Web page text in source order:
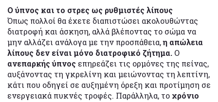
Ο ύπνος και το στρες ως ρυθμιστές λίπους
Όπως πολλοί θα έχετε διαπιστώσει ακολουθώντας
διατροφή και άσκηση, αλλά βλέποντας το σώμα να
μην αλλάζει ανάλογα με την προσπάθεια,η απώλεια
λίπους δεν είναι μόνο διατροφικό ζήτημα. Ο
ανεπαρκής ύπνος επηρεάζει τις ορμόνες της πείνας,
αυξάνοντας τη γκρελίνη και μειώνοντας τη λεπτίνη,
κάτι που οδηγεί σε αυξημένη όρεξη και προτίμηση σε
ενεργειακά πυκνές τροφές. Παράλληλα, το χρόνιο